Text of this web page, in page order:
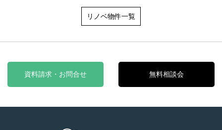
リノベ物件一覧
資料請求・お問合せ 無料相談会